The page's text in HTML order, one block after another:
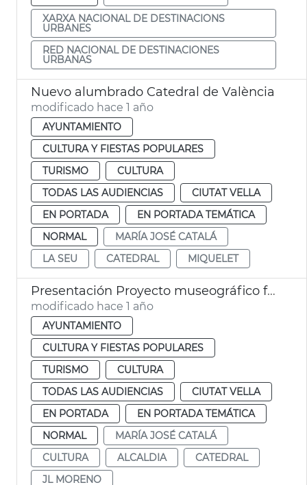
XARXA NACIONAL DE DESTINACIONS
URBANES
RED NACIONAL DE DESTINACIONES
URBANAS
Nuevo alumbrado Catedral de València
modificado hace 1 año
AYUNTAMIENTO
CULTURA Y FIESTAS POPULARES
TURISMO
CULTURA
TODAS LAS AUDIENCIAS
CIUTAT VELLA
EN PORTADA
EN PORTADA TEMÁTICA
NORMAL
MARÍA JOSÉ CATALÁ
LA SEU
CATEDRAL MIQUELET
Presentación Proyecto museográfico futuro Centro Interpretación Santo Cáliz
modificado hace 1 año
AYUNTAMIENTO
CULTURA Y FIESTAS POPULARES
TURISMO
CULTURA
TODAS LAS AUDIENCIAS
CIUTAT VELLA
EN PORTADA
EN PORTADA TEMÁTICA
NORMAL
MARÍA JOSÉ CATALÁ
CULTURA
ALCALDIA
CATEDRAL
JL MORENO